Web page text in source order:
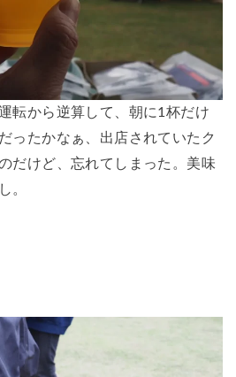
転から逆算して、朝に1杯だけ
ったかなぁ、出店されていたク
だけど、忘れてしまった。美味
。